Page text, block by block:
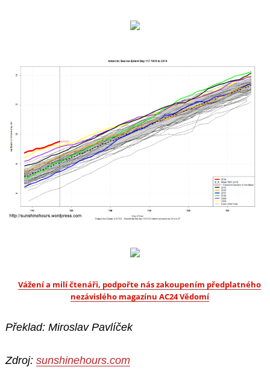
Vážení a milí čtenáři, podpořte nás zakoupením předplatného
nezávislého magazínu AC24 Vědomí
Překlad: Miroslav Pavlíček
Zdroj: sunshinehours.com